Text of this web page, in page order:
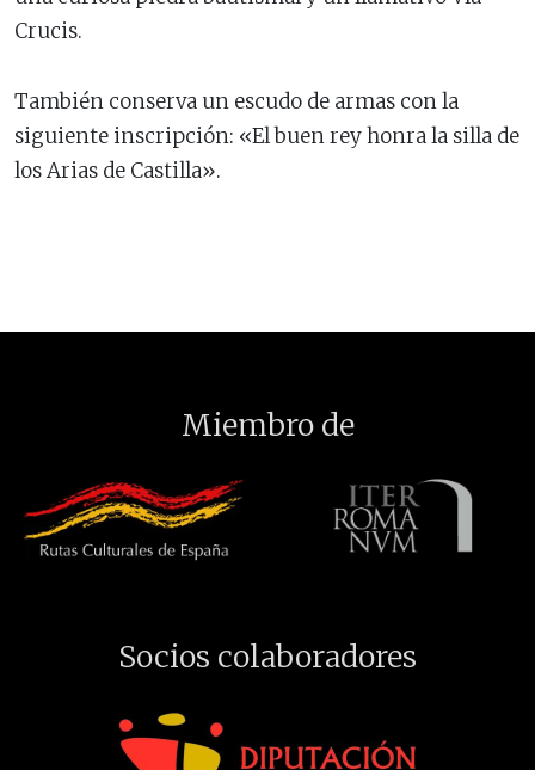
Crucis.
También conserva un escudo de armas con la
siguiente inscripción: «El buen rey honra la silla de
los Arias de Castilla».
Miembro de
Socios colaboradores